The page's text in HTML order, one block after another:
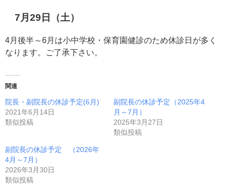
7月29日（土）
4月後半～6月は小中学校・保育園健診のため休診日が多く
なります。ご了承下さい。
関連
院長・副院長の休診予定(6月)
2021年6月14日
類似投稿
副院長の休診予定（2025年4
月～7月）
2025年3月27日
類似投稿
副院長の休診予定 （2026年
4月～7月）
2026年3月30日
類似投稿